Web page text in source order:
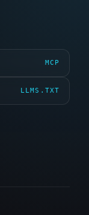
MCP
LLMS.TXT